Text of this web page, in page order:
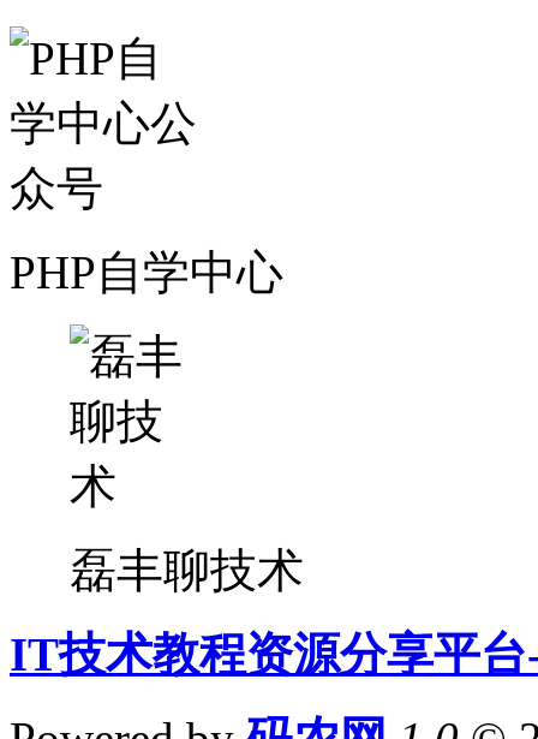
PHP自学中心
磊丰聊技术
IT技术教程资源分享平